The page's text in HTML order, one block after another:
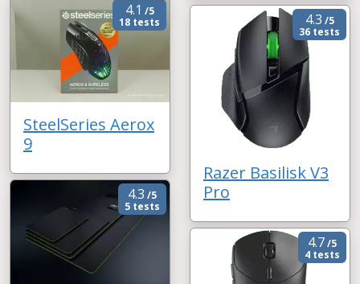
4.1 /5
18 tests
SteelSeries Aerox
9
4.3 /5
5 tests
4.3 /5
36 tests
Razer Basilisk V3
Pro
4.7/5
4 tests